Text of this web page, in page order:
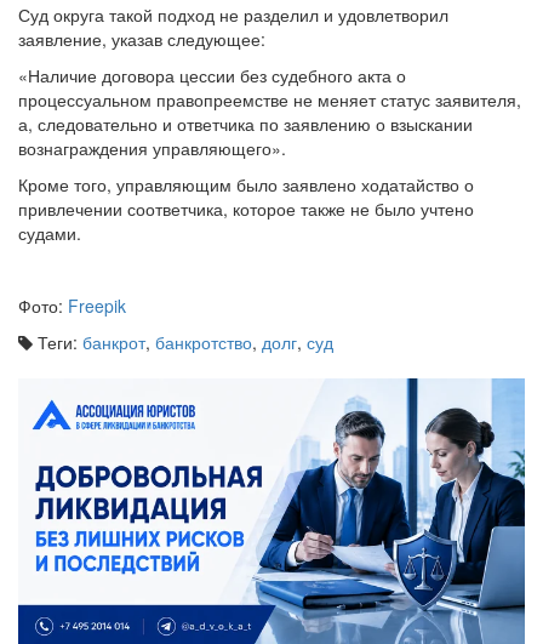
Суд округа такой подход не разделил и удовлетворил
заявление, указав следующее:
«Наличие договора цессии без судебного акта о
процессуальном правопреемстве не меняет статус заявителя,
а, следовательно и ответчика по заявлению о взыскании
вознаграждения управляющего».
Кроме того, управляющим было заявлено ходатайство о
привлечении соответчика, которое также не было учтено
судами.
Фото: Freepik
Теги: банкрот, банкротство, долг, суд